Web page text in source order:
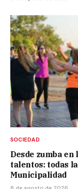
SOCIEDAD
Desde zumba en
talentos: todas
Municipalidad